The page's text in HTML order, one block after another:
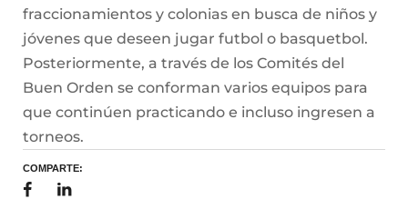
fraccionamientos y colonias en busca de niños y
jóvenes que deseen jugar futbol o basquetbol.
Posteriormente, a través de los Comités del
Buen Orden se conforman varios equipos para
que continúen practicando e incluso ingresen a
torneos.
COMPARTE: